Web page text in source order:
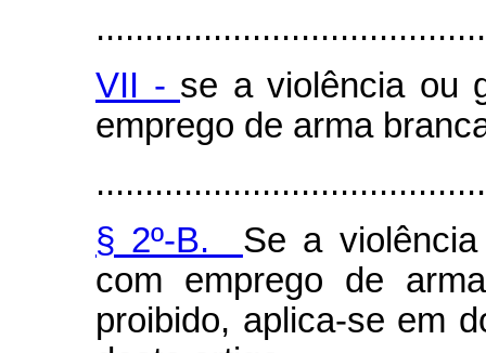
VII - se a violência ou
emprego de arma
§ 2º-B. Se a
com emprego de
proibido, aplica-se em